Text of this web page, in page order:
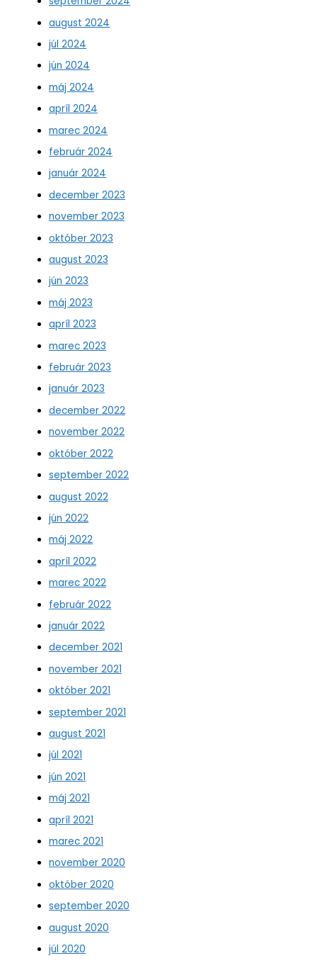
august 2024
júl 2024
jún 2024
máj 2024
apríl 2024
marec 2024
február 2024
január 2024
december 2023
november 2023
október 2023
august 2023
jún 2023
máj 2023
apríl 2023
marec 2023
február 2023
január 2023
december 2022
november 2022
október 2022
september 2022
august 2022
jún 2022
máj 2022
apríl 2022
marec 2022
február 2022
január 2022
december 2021
november 2021
október 2021
september 2021
august 2021
júl 2021
jún 2021
máj 2021
apríl 2021
marec 2021
november 2020
október 2020
september 2020
august 2020
júl 2020